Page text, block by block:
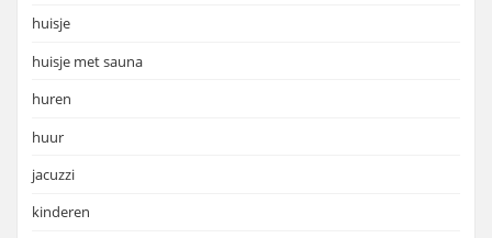
huisje
huisje met sauna
huren
huur
jacuzzi
kinderen